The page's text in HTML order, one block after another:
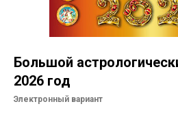
Курсы лекций
Помощь
Большой
2026 год
Электронный вариант